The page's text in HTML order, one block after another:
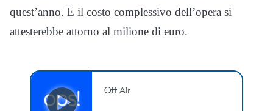
quest’anno. E il costo complessivo dell’opera si
attesterebbe attorno al milione di euro.